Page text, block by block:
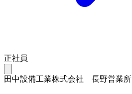
正社員
田中設備工業株式会社 長野営業所